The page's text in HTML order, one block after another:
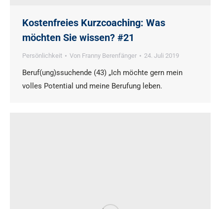
Kostenfreies Kurzcoaching: Was
möchten Sie wissen? #21
Persönlichkeit Von Franny Berenfänger 24. Juli 2019
Beruf(ung)ssuchende (43) „Ich möchte gern mein
volles Potential und meine Berufung leben.